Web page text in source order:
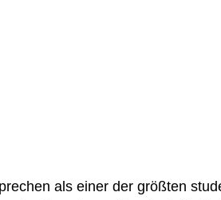
als einer der größten